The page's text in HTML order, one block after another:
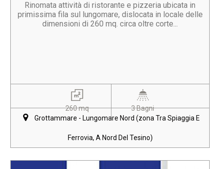
Rinomata attività di ristorante e pizzeria ubicata in
primissima fila sul lungomare, dislocata in locale delle
dimensioni di 260 mq. circa oltre corte...
260 mq
3 Bagni
Grottammare - Lungomare Nord (zona Tra Spiaggia E
Ferrovia, A Nord Del Tesino)